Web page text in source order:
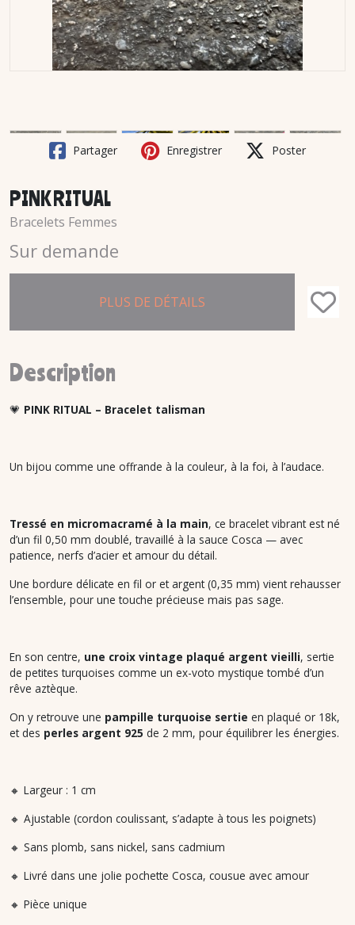
Partager Enregistrer Poster
PINK RITUAL
Bracelets Femmes
Sur demande
PLUS DE DÉTAILS
Description
💗 PINK RITUAL – Bracelet talisman
Un bijou comme une offrande à la couleur, à la foi, à l’audace.
Tressé en micromacramé à la main, ce bracelet vibrant est né
d’un fil 0,50 mm doublé, travaillé à la sauce Cosca — avec
patience, nerfs d’acier et amour du détail.
Une bordure délicate en fil or et argent (0,35 mm) vient rehausser
l’ensemble, pour une touche précieuse mais pas sage.
En son centre, une croix vintage plaqué argent vieilli, sertie
de petites turquoises comme un ex-voto mystique tombé d’un
rêve aztèque.
On y retrouve une pampille turquoise sertie en plaqué or 18k,
et des perles argent 925 de 2 mm, pour équilibrer les énergies.
🔸 Largeur : 1 cm
🔸 Ajustable (cordon coulissant, s’adapte à tous les poignets)
🔸 Sans plomb, sans nickel, sans cadmium
🔸 Livré dans une jolie pochette Cosca, cousue avec amour
🔸 Pièce unique